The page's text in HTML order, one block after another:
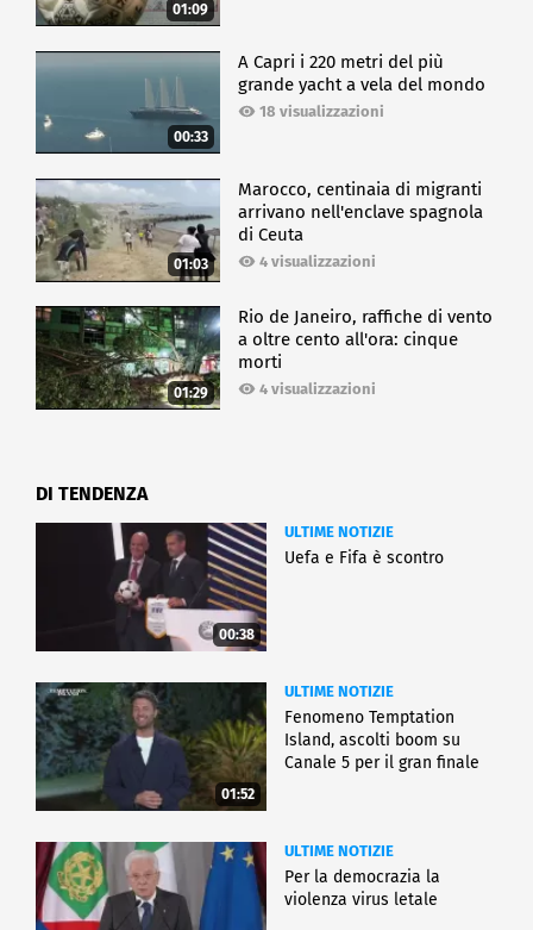
01:09
00:33
A Capri i 220 metri del più
grande yacht a vela del mondo
18 visualizzazioni
01:03
Marocco, centinaia di migranti
arrivano nell'enclave spagnola
di Ceuta
4 visualizzazioni
01:29
Rio de Janeiro, raffiche di vento
a oltre cento all'ora: cinque
morti
4 visualizzazioni
DI TENDENZA
00:38
ULTIME NOTIZIE
Uefa e Fifa è scontro
01:52
ULTIME NOTIZIE
Fenomeno Temptation
Island, ascolti boom su
Canale 5 per il gran finale
ULTIME NOTIZIE
Per la democrazia la
violenza virus letale